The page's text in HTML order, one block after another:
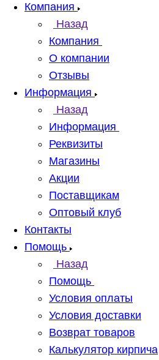
Компания
Назад
Компания
О компании
Отзывы
Информация
Назад
Информация
Реквизиты
Магазины
Акции
Поставщикам
Оптовый клуб
Контакты
Помощь
Назад
Помощь
Условия оплаты
Условия доставки
Возврат товаров
Калькулятор кирпича